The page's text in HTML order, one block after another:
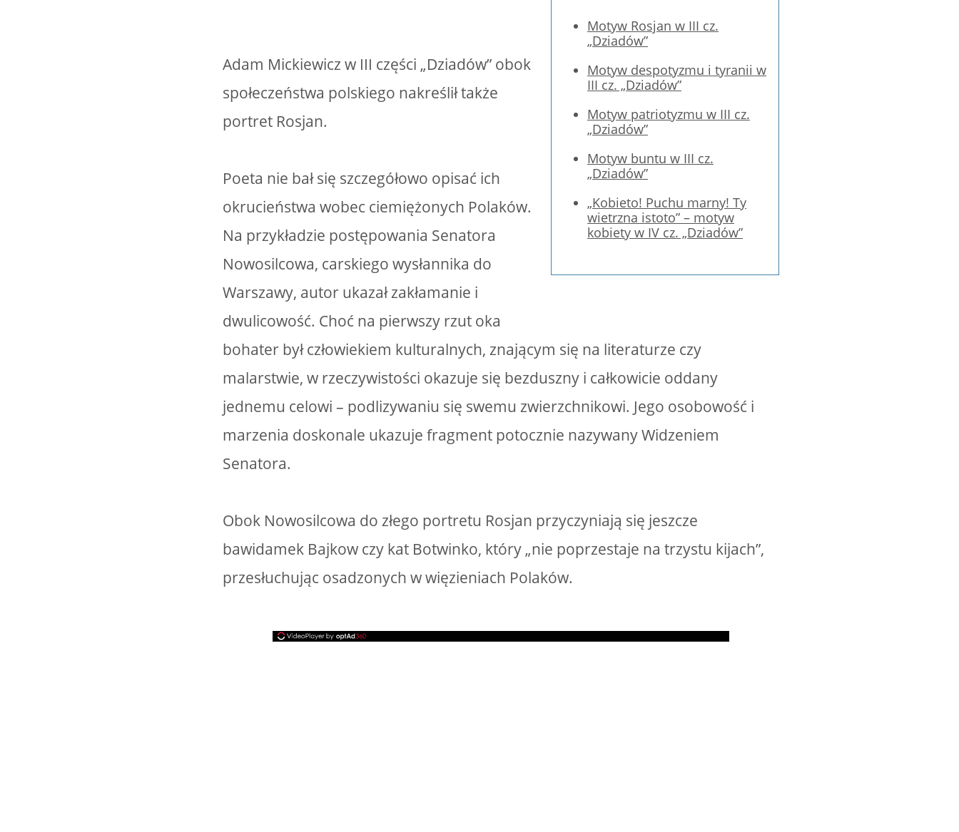
Motyw Rosjan w III cz.
„Dziadów”
Motyw despotyzmu i tyranii w
III cz. „Dziadów”
Motyw patriotyzmu w III cz.
„Dziadów”
Motyw buntu w III cz.
„Dziadów”
„Kobieto! Puchu marny! Ty
wietrzna istoto” – motyw
kobiety w IV cz. „Dziadów”
Adam Mickiewicz w III części „Dziadów” obok
społeczeństwa polskiego nakreślił także
portret Rosjan.
Poeta nie bał się szczegółowo opisać ich
okrucieństwa wobec ciemiężonych Polaków.
Na przykładzie postępowania Senatora
Nowosilcowa, carskiego wysłannika do
Warszawy, autor ukazał zakłamanie i
dwulicowość. Choć na pierwszy rzut oka
bohater był człowiekiem kulturalnych, znającym się na literaturze czy
malarstwie, w rzeczywistości okazuje się bezduszny i całkowicie oddany
jednemu celowi – podlizywaniu się swemu zwierzchnikowi. Jego osobowość i
marzenia doskonale ukazuje fragment potocznie nazywany Widzeniem
Senatora.
Obok Nowosilcowa do złego portretu Rosjan przyczyniają się jeszcze
bawidamek Bajkow czy kat Botwinko, który „nie poprzestaje na trzystu kijach”,
przesłuchując osadzonych w więzieniach Polaków.